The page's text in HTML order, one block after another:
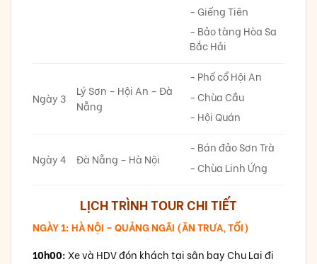
- Giếng Tiên
- Bảo tàng Hòa Sa
Bắc Hải
Ngày 3
Lý Sơn – Hội An – Đà
Nẵng
- Phố cổ Hội An
- Chùa Cầu
- Hội Quán
Ngày 4 Đà Nẵng – Hà Nội
- Bán đảo Sơn Trà
- Chùa Linh Ứng
LỊCH TRÌNH TOUR CHI TIẾT
NGÀY 1: HÀ NỘI – QUẢNG NGÃI (ĂN TRƯA, TỐI)
10h00:Xe và HDV đón khách tại sân bay Chu Lai đi